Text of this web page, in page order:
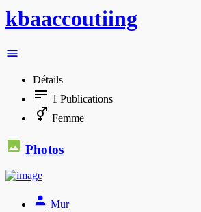
kbaaccoutiing
Détails
1 Publications
Femme
Photos
Mur